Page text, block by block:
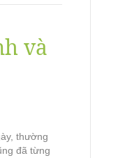
và
thường
đã từng